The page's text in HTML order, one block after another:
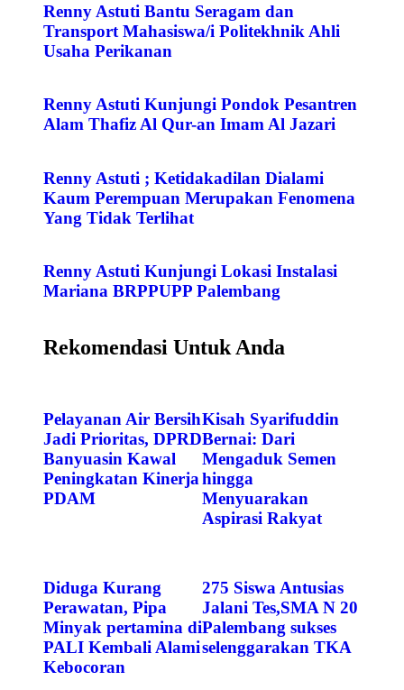
Renny Astuti Bantu Seragam dan
Transport Mahasiswa/i Politekhnik Ahli
Usaha Perikanan
Renny Astuti Kunjungi Pondok Pesantren
Alam Thafiz Al Qur-an Imam Al Jazari
Renny Astuti ; Ketidakadilan Dialami
Kaum Perempuan Merupakan Fenomena
Yang Tidak Terlihat
Renny Astuti Kunjungi Lokasi Instalasi
Mariana BRPPUPP Palembang
Rekomendasi Untuk Anda
Pelayanan Air Bersih
Jadi Prioritas, DPRD
Banyuasin Kawal
Peningkatan Kinerja
PDAM
Kisah Syarifuddin
Bernai: Dari
Mengaduk Semen
hingga
Menyuarakan
Aspirasi Rakyat
Diduga Kurang
Perawatan, Pipa
Minyak pertamina di
PALI Kembali Alami
Kebocoran
275 Siswa Antusias
Jalani Tes,SMA N 20
Palembang sukses
selenggarakan TKA